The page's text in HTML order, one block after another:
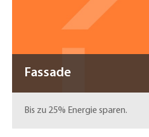
Fassade
Bis zu 25% Energie sparen.